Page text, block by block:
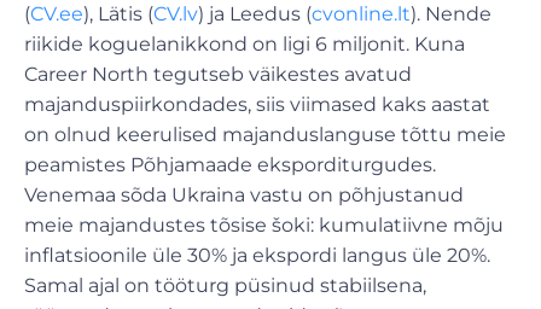
(CV.ee), Lätis (CV.lv) ja Leedus (cvonline.lt). Nende
riikide koguelanikkond on ligi 6 miljonit. Kuna
Career North tegutseb väikestes avatud
majanduspiirkondades, siis viimased kaks aastat
on olnud keerulised majanduslanguse tõttu meie
peamistes Põhjamaade eksporditurgudes.
Venemaa sõda Ukraina vastu on põhjustanud
meie majandustes tõsise šoki: kumulatiivne mõju
inflatsioonile üle 30% ja ekspordi langus üle 20%.
Samal ajal on tööturg püsinud stabiilsena,